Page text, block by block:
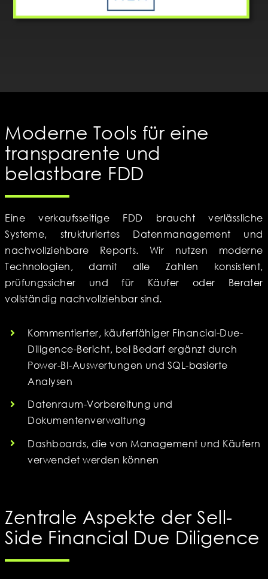
Moderne Tools für eine
transparente und
belastbare FDD
Eine verkaufsseitige FDD braucht verlässliche
Systeme, strukturiertes Datenmanagement und
nachvollziehbare Reports. Wir nutzen moderne
Technologien, damit alle Zahlen konsistent,
prüfungssicher und für Käufer oder Berater
vollständig nachvollziehbar sind.
Kommentierter, käuferfähiger Financial-Due-
Diligence-Bericht, bei Bedarf ergänzt durch
Power-BI-Auswertungen und SQL-basierte
Analysen
Datenraum-Vorbereitung und
Dokumentenverwaltung
Dashboards, die von Management und Käufern
verwendet werden können
Zentrale Aspekte der Sell-
Side Financial Due Diligence